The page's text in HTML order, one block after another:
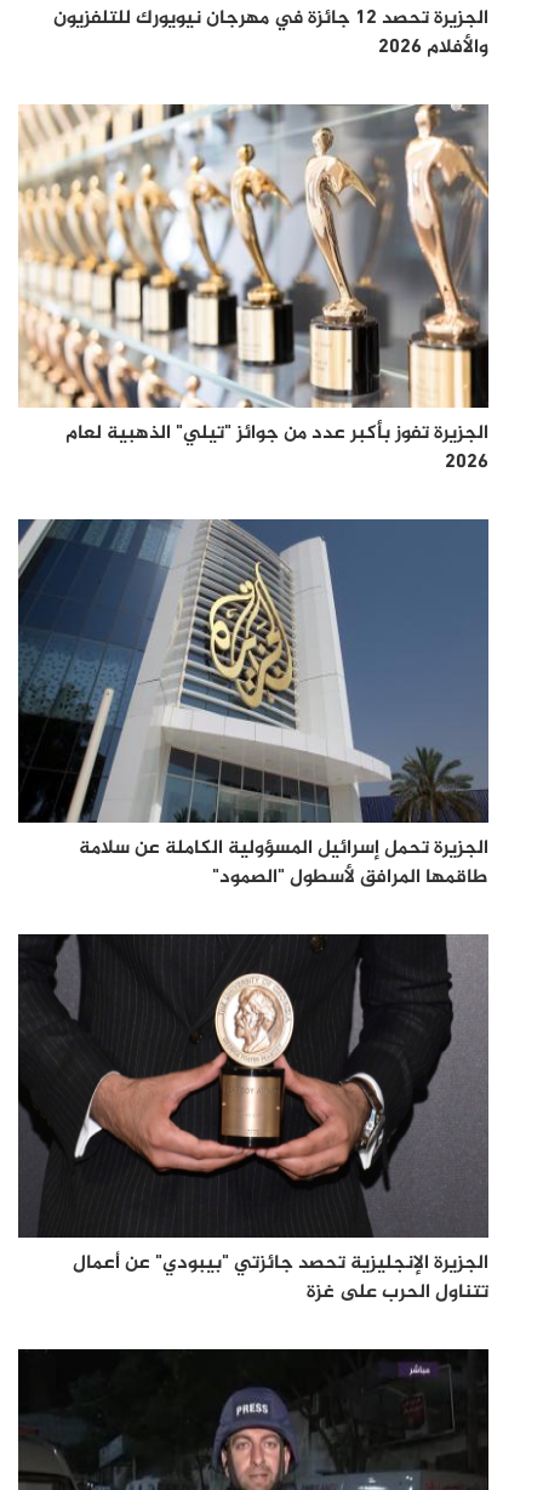
الجزيرة تحصد 12 جائزة في مهرجان نيويورك للتلفزيون
والأفلام 2026
الجزيرة تفوز بأكبر عدد من جوائز "تيلي" الذهبية لعام
2026
الجزيرة تحمل إسرائيل المسؤولية الكاملة عن سلامة
طاقمها المرافق لأسطول "الصمود"
الجزيرة الإنجليزية تحصد جائزتي "بيبودي" عن أعمال
تتناول الحرب على غزة